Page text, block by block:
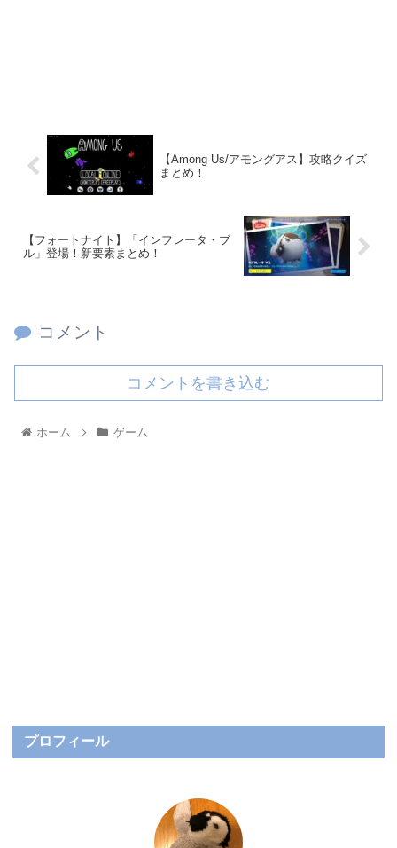
【Among Us/アモングアス】攻略クイズ
まとめ！
【フォートナイト】「インフレータ・ブ
ル」登場！新要素まとめ！
コメント
コメントを書き込む
ホーム ゲーム
プロフィール